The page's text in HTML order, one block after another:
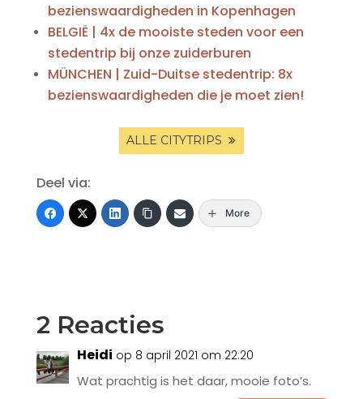
bezienswaardigheden in Kopenhagen
BELGIË | 4x de mooiste steden voor een
stedentrip bij onze zuiderburen
MÜNCHEN | Zuid-Duitse stedentrip: 8x
bezienswaardigheden die je moet zien!
ALLE CITYTRIPS
Deel via:
More
2 Reacties
Heidi op 8 april 2021 om 22:20
Wat prachtig is het daar, mooie foto’s.